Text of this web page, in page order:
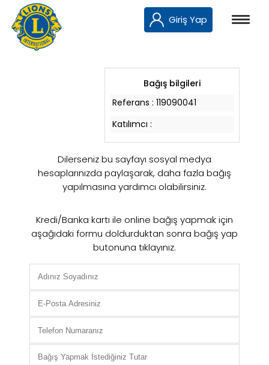
Giriş Yap
Bağış bilgileri
Referans : 119090041
Katılımcı :
Dilerseniz bu sayfayı sosyal medya
hesaplarınızda paylaşarak, daha fazla bağış
yapılmasına yardımcı olabilirsiniz.
Kredi/Banka kartı ile online bağış yapmak için
aşağıdaki formu doldurduktan sonra bağış yap
butonuna tıklayınız.